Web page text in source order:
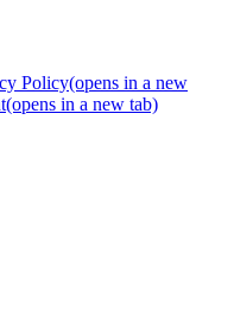
Policy(opens in a new
(opens in a new tab)